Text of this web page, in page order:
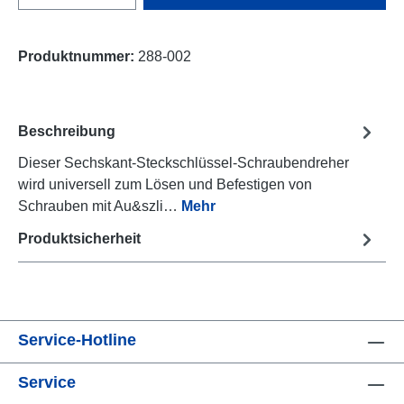
Produktnummer: 288-002
Beschreibung
Dieser Sechskant-Steckschlüssel-Schraubendreher
wird universell zum Lösen und Befestigen von
Schrauben mit Au&szli… Mehr
Produktsicherheit
Service-Hotline
Service